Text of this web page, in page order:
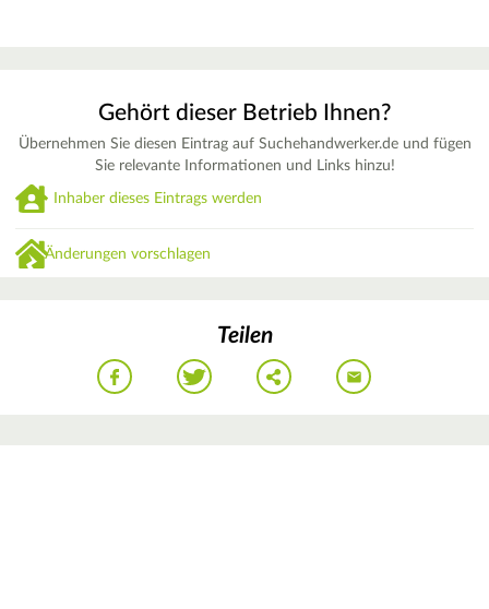
Gehört dieser Betrieb Ihnen?
Übernehmen Sie diesen Eintrag auf Suchehandwerker.de und fügen
Sie relevante Informationen und Links hinzu!
Inhaber dieses Eintrags werden
Änderungen vorschlagen
Teilen